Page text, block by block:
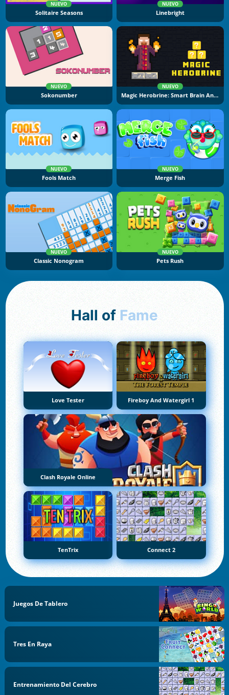
NUEVO
Solitaire Seasons
NUEVO
Linebright
NUEVO
Sokonumber
NUEVO
Magic Herobrine: Smart Brain And Puzzle Quest
NUEVO
Fools Match
NUEVO
Merge Fish
NUEVO
Classic Nonogram
NUEVO
Pets Rush
Hall of Fame
Love Tester Fireboy And Watergirl 1
Clash Royale Online
TenTrix Connect 2
Juegos De Tablero
Tres En Raya
Entrenamiento Del Cerebro